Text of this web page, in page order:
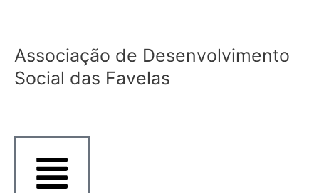
conteúdo
Associação de Desenvolvimento
Social das Favelas